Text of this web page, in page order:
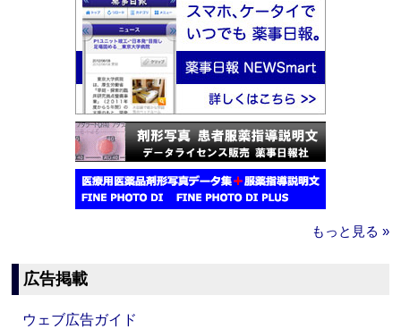
もっと見る »
広告掲載
ウェブ広告ガイド